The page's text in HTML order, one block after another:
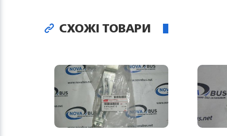
СХОЖІ ТОВАРИ